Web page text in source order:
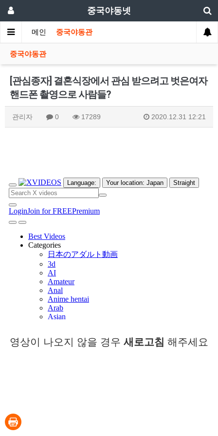
중국야동넷
메인 중국야동관
중국야동관
[관심종자] 결혼식장에서 관심 받으려고 벗은여자
핸드폰 촬영으로 사람들?
관리자 0 17289 2020.12.31 12:21
영상이 나오지 않을 경우 새로고침 해주세요